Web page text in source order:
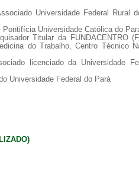
Universidade Federal Rural
Universidade Católica do
Titular da FUNDACENTRO
do Trabalho, Centro Técnico
licenciado da Universidade
Universidade Federal do Pará